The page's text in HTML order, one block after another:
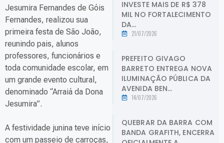
Jesumira Fernandes de Góis
Fernandes, realizou sua
primeira festa de São João,
reunindo pais, alunos
professores, funcionários e
toda comunidade escolar, em
um grande evento cultural,
denominado “Arraiá da Dona
Jesumira”.
A festividade junina teve início
com um passeio de carroças,
INVESTE MAIS DE R$ 378
MIL NO FORTALECIMENTO
DA...
21/07/2026
PREFEITO GIVAGO
BARRETO ENTREGA NOVA
ILUMINAÇÃO PÚBLICA DA
AVENIDA BEN...
14/07/2026
QUEBRAR DA BARRA COM
BANDA GRAFITH, ENCERRA